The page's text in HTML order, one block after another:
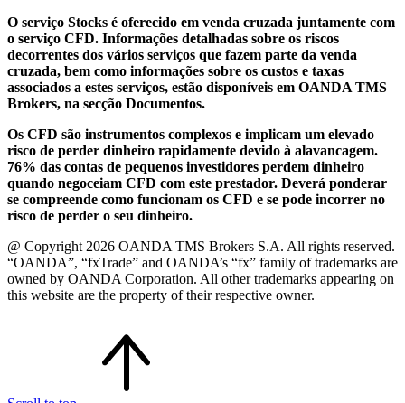
O serviço Stocks é oferecido em venda cruzada juntamente com
o serviço CFD. Informações detalhadas sobre os riscos
decorrentes dos vários serviços que fazem parte da venda
cruzada, bem como informações sobre os custos e taxas
associados a estes serviços, estão disponíveis em OANDA TMS
Brokers, na secção Documentos.
Os CFD são instrumentos complexos e implicam um elevado
risco de perder dinheiro rapidamente devido à alavancagem.
76% das contas de pequenos investidores perdem dinheiro
quando negoceiam CFD com este prestador. Deverá ponderar
se compreende como funcionam os CFD e se pode incorrer no
risco de perder o seu dinheiro.
@ Copyright 2026 OANDA TMS Brokers S.A. All rights reserved.
“OANDA”, “fxTrade” and OANDA’s “fx” family of trademarks are
owned by OANDA Corporation. All other trademarks appearing on
this website are the property of their respective owner.